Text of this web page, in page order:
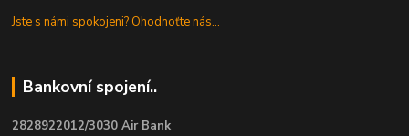
Jste s námi spokojeni? Ohodnoťte nás...
Bankovní spojení..
2828922012/3030 Air Bank